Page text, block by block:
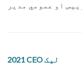
او عمومي مدیر
2021 CEO لیک